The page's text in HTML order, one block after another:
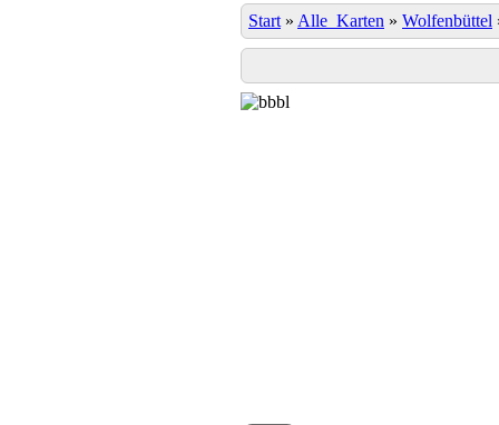
Start » Alle_Karten » Wolfenbüttel